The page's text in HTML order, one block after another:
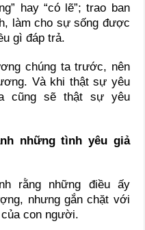
hay “có lẽ”; trao ban
làm cho sự sống được
gì đáp trả.
chúng ta trước, nên
Và khi thật sự yêu
cũng sẽ thật sự yêu
những tình yêu giả
rằng những điều ấy
nhưng gắn chặt với
con người.